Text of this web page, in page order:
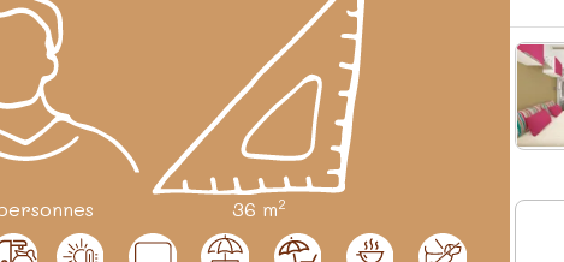
36 m2